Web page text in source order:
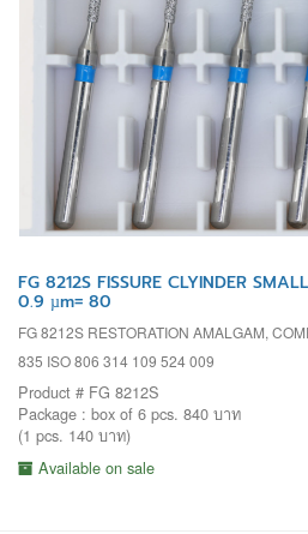
FG 8212S FISSURE CLYINDER
0.9 µm= 80
FG 8212S RESTORATION AMALGAM,
835 ISO 806 314 109 524 009
Product # FG 8212S
Package : box of 6 pcs. 840 บาท
(1 pcs. 140 บาท)
Available on sale